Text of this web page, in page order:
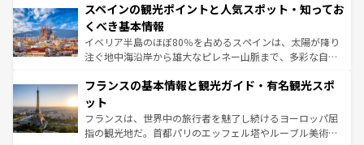
ろん、トスカーナの美しい田園風景やアマルフィ海岸の絶
景など、自然景観も見逃せない。観光の合間には、本場の
ピザやパスタなど、絶品のイタリア料理を堪能することも
できる。朝目覚めてから夜眠るまで、すべての瞬間を楽し
なお、新着のイタリア情報はコンテンツ一覧を参照してほ
しい。
スペインの観光ポイントと人気スポット・知ってお
くべき基本情報
イベリア半島のほぼ80％を占めるスペインは、太陽が降り
注ぐ地中海沿岸から雄大なピレネー山脈まで、多彩な自然
文化が根付くこの国では、情熱的なフラメンコ、熱気あふ
れる闘牛、そして美味しいタパスが生活の一部となってい
る。首都マドリードの洗練された雰囲気や、バルセロナの
アートに溢れた街角から、地方では古代ローマ遺跡や中世
フランスの基本情報と観光ガイド・有名観光スポ
ット
フランスは、世界中の旅行者を魅了し続けるヨーロッパ屈
指の観光地だ。首都パリのエッフェル塔やルーブル美術館